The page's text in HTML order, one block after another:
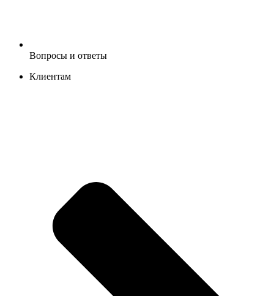
Вопросы и ответы
Клиентам